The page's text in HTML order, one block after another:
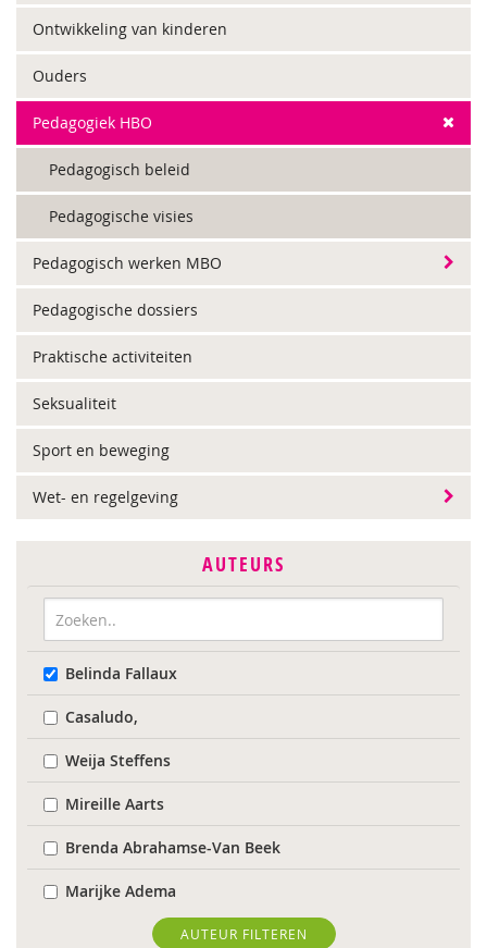
Ontwikkeling van kinderen
Ouders
Pedagogiek HBO
Pedagogisch beleid
Pedagogische visies
Pedagogisch werken MBO
Pedagogische dossiers
Praktische activiteiten
Seksualiteit
Sport en beweging
Wet- en regelgeving
AUTEURS
Belinda Fallaux
Casaludo,
Weija Steffens
Mireille Aarts
Brenda Abrahamse-Van Beek
Marijke Adema
Chantal Ariens AUTEUR FILTEREN